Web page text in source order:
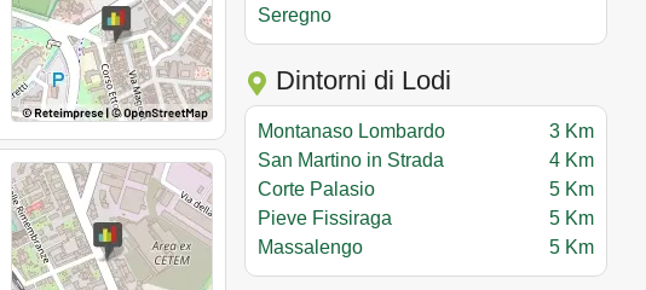
Seregno
Dintorni di Lodi
Montanaso Lombardo
3 Km
San Martino in Strada
4 Km
Corte Palasio
5 Km
Pieve Fissiraga
5 Km
Massalengo
5 Km